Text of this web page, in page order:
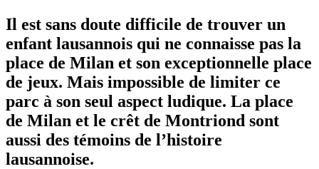
Il est sans doute difficile de trouver un
enfant lausannois qui ne connaisse pas la
place de Milan et son exceptionnelle place
de jeux. Mais impossible de limiter ce
parc à son seul aspect ludique. La place
de Milan et le crêt de Montriond sont
aussi des témoins de l’histoire
lausannoise.